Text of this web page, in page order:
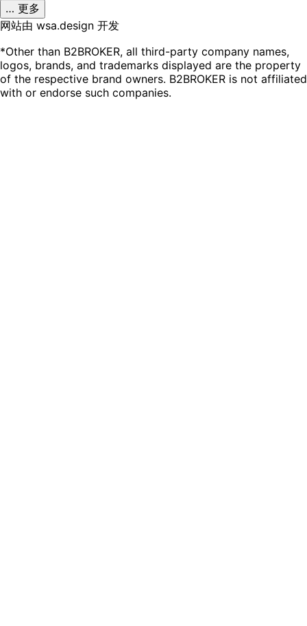
… 更多
网站由 wsa.design 开发
*Other than B2BROKER, all third-party company names,
logos, brands, and trademarks displayed are the property
of the respective brand owners. B2BROKER is not affiliated
with or endorse such companies.